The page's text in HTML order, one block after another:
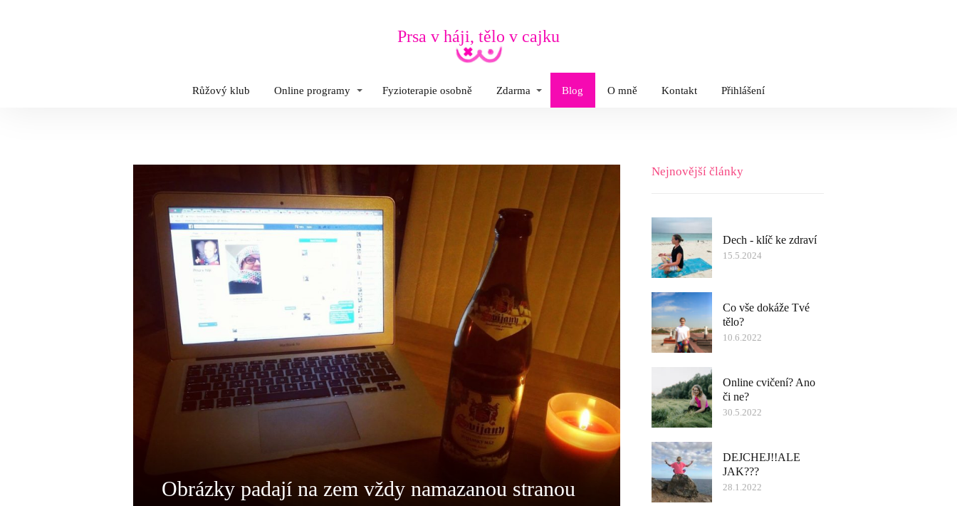
Prsa v háji, tělo v cajku
Růžový klub Online programy Fyzioterapie osobně Zdarma Blog O mně Kontakt Přihlášení
Obrázky padají na zem vždy namazanou stranou
Nejnovější články
Dech - klíč ke zdraví
15.5.2024
Co vše dokáže Tvé
tělo?
10.6.2022
Online cvičení? Ano
či ne?
30.5.2022
DEJCHEJ!!ALE
JAK???
28.1.2022